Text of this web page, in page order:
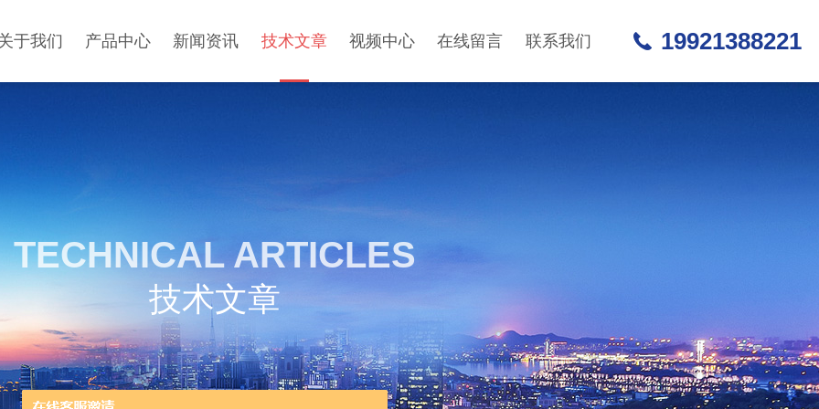
于我们 产品中心 新闻资讯 技术文章 视频中心 在线留言 联系我们 19921388221
TECHNICAL ARTICLES
技术文章